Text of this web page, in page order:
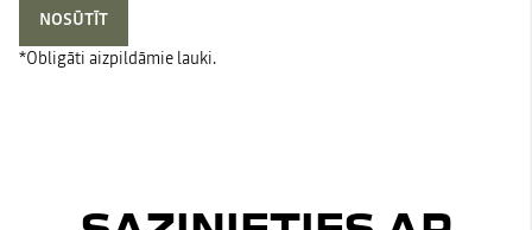
NOSŪTĪT
*Obligāti aizpildāmie lauki.